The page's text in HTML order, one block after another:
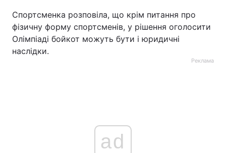
Спортсменка розповіла, що крім питання про
фізичну форму спортсменів, у рішення оголосити
Олімпіаді бойкот можуть бути і юридичні
наслідки.
Реклама
ad